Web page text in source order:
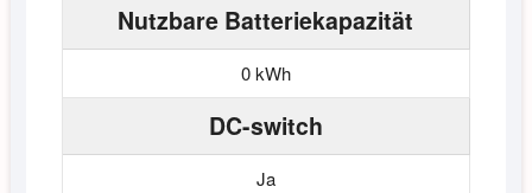
Nutzbare Batteriekapazität
0 kWh
DC-switch
Ja